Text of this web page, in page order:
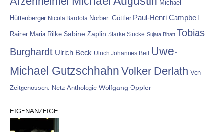
Michael
Hüttenberger Nicola Bardola Norbert Göttler Paul-Henri Campbell
Rainer Maria Rilke Sabine Zaplin Starke Stücke Sujata Bhatt Tobias
Burghardt Ulrich Beck Ulrich Johannes Beil Uwe-
Michael Gutzschhahn Volker Derlath Von
Zeitgenossen: Netz-Anthologie Wolfgang Oppler
EIGENANZEIGE